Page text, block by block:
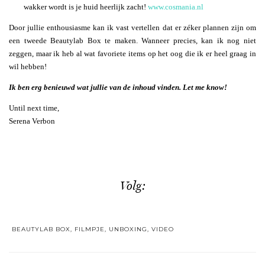
wakker wordt is je huid heerlijk zacht! www.cosmania.nl
Door jullie enthousiasme kan ik vast vertellen dat er zéker plannen zijn om
een tweede Beautylab Box te maken. Wanneer precies, kan ik nog niet
zeggen, maar ik heb al wat favoriete items op het oog die ik er heel graag in
wil hebben!
Ik ben erg benieuwd wat jullie van de inhoud vinden. Let me know!
Until next time,
Serena Verbon
Volg:
BEAUTYLAB BOX, FILMPJE, UNBOXING, VIDEO